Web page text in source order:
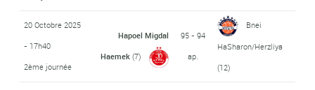
20 Octobre 2025
- 17h40
2ème journée
Hapoel Migdal
Haemek (7)
95 - 94
ap.
Bnei
HaSharon/Herzliya
(12)